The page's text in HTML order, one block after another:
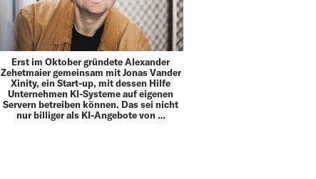
Erst im Oktober gründete Alexander
Zehetmaier gemeinsam mit Jonas Vander
Xinity, ein Start-up, mit dessen Hilfe
Unternehmen KI-Systeme auf eigenen
Servern betreiben können. Das sei nicht
nur billiger als KI-Angebote von …